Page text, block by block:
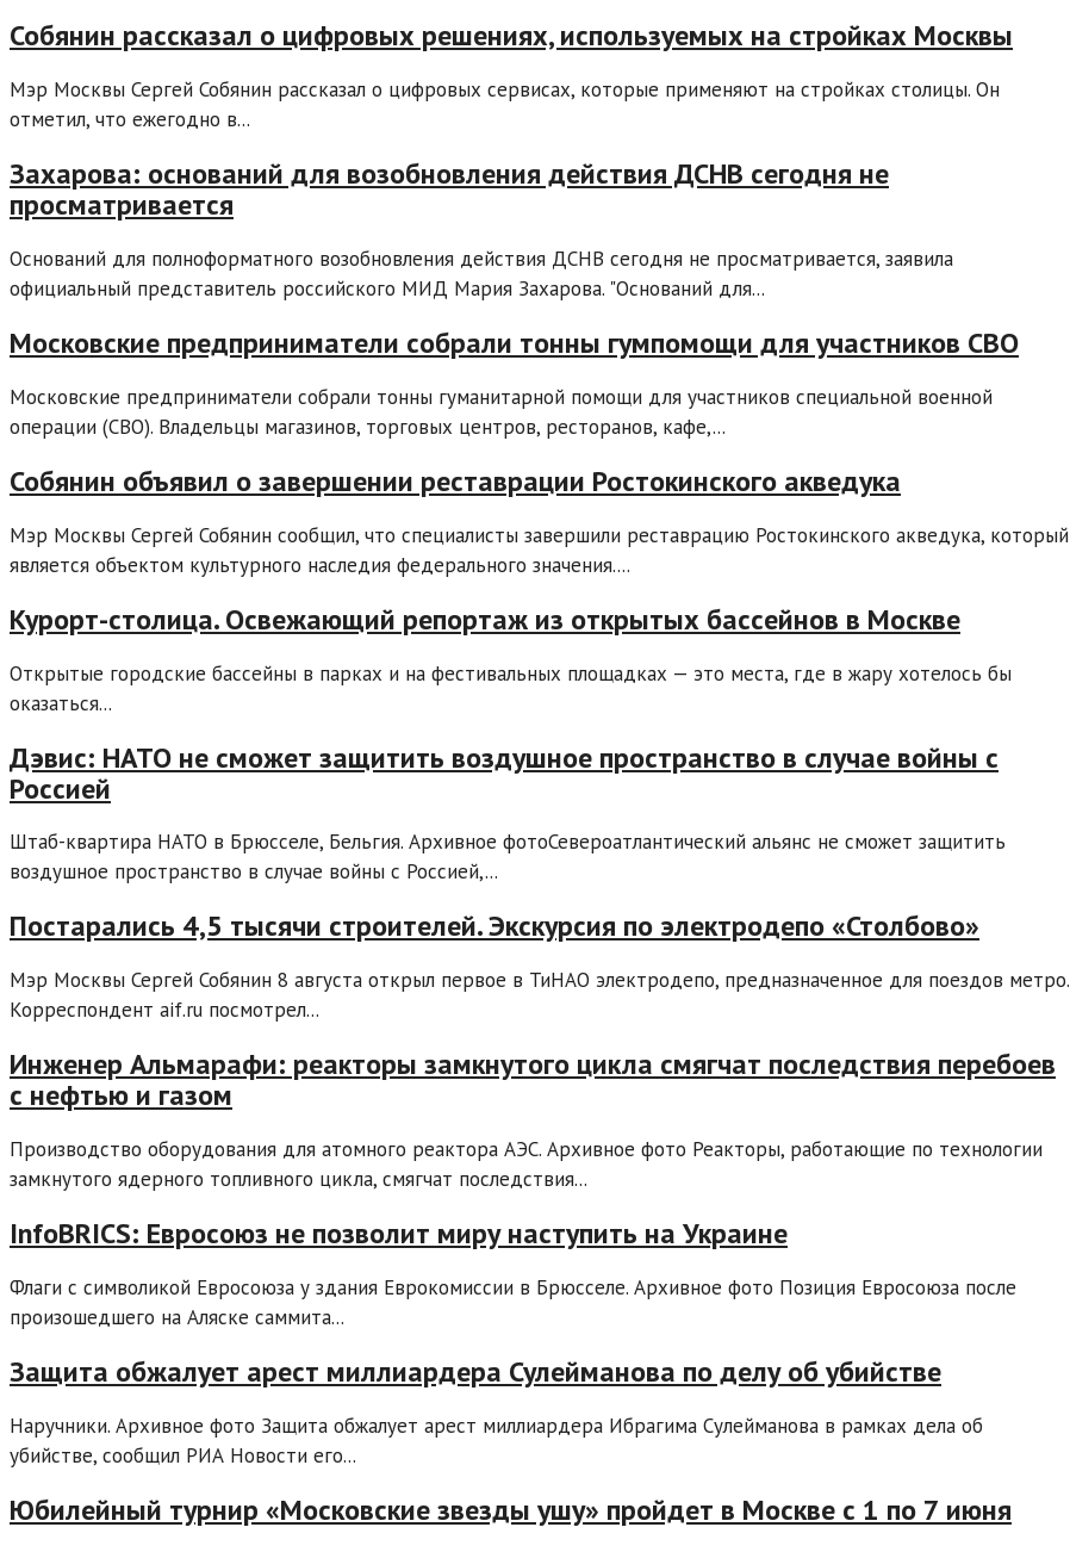
Собянин рассказал о цифровых решениях, используемых на стройках Москвы
Мэр Москвы Сергей Собянин рассказал о цифровых сервисах, которые применяют на стройках столицы. Он
отметил, что ежегодно в...
Захарова: оснований для возобновления действия ДСНВ сегодня не
просматривается
Оснований для полноформатного возобновления действия ДСНВ сегодня не просматривается, заявила
официальный представитель российского МИД Мария Захарова. "Оснований для...
Московские предприниматели собрали тонны гумпомощи для участников СВО
Московские предприниматели собрали тонны гуманитарной помощи для участников специальной военной
операции (СВО). Владельцы магазинов, торговых центров, ресторанов, кафе,...
Собянин объявил о завершении реставрации Ростокинского акведука
Мэр Москвы Сергей Собянин сообщил, что специалисты завершили реставрацию Ростокинского акведука, который
является объектом культурного наследия федерального значения....
Курорт-столица. Освежающий репортаж из открытых бассейнов в Москве
Открытые городские бассейны в парках и на фестивальных площадках — это места, где в жару хотелось бы
оказаться...
Дэвис: НАТО не сможет защитить воздушное пространство в случае войны с
Россией
Штаб-квартира НАТО в Брюсселе, Бельгия. Архивное фотоСевероатлантический альянс не сможет защитить
воздушное пространство в случае войны с Россией,...
Постарались 4,5 тысячи строителей. Экскурсия по электродепо «Столбово»
Мэр Москвы Сергей Собянин 8 августа открыл первое в ТиНАО электродепо, предназначенное для поездов метро.
Корреспондент aif.ru посмотрел...
Инженер Альмарафи: реакторы замкнутого цикла смягчат последствия перебоев
с нефтью и газом
Производство оборудования для атомного реактора АЭС. Архивное фото Реакторы, работающие по технологии
замкнутого ядерного топливного цикла, смягчат последствия...
InfoBRICS: Евросоюз не позволит миру наступить на Украине
Флаги с символикой Евросоюза у здания Еврокомиссии в Брюсселе. Архивное фото Позиция Евросоюза после
произошедшего на Аляске саммита...
Защита обжалует арест миллиардера Сулейманова по делу об убийстве
Наручники. Архивное фото Защита обжалует арест миллиардера Ибрагима Сулейманова в рамках дела об
убийстве, сообщил РИА Новости его...
Юбилейный турнир «Московские звезды ушу» пройдет в Москве с 1 по 7 июня